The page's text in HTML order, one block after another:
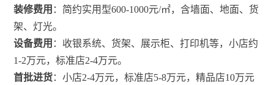
装修费用 ：简约实用型600-1000元/㎡，含墙面、地面、货
架、灯光。
设备费用 ：收银系统、货架、展示柜、打印机等，小店约
1-2万元，标准店2-4万元。
首批进货：小店2-4万元，标准店5-8万元，精品店10万元